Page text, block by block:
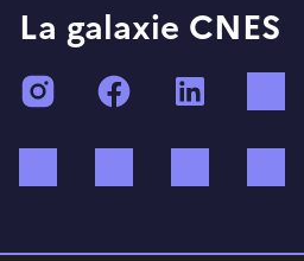
La galaxie CNES
InstagramFacebook